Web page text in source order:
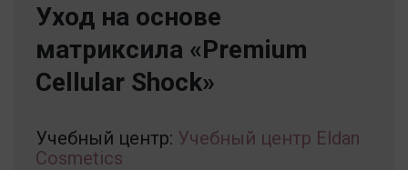
Уход на основе
матриксила «Premium
Cellular Shock»
Учебный центр: Учебный центр Eldan
Cosmetics